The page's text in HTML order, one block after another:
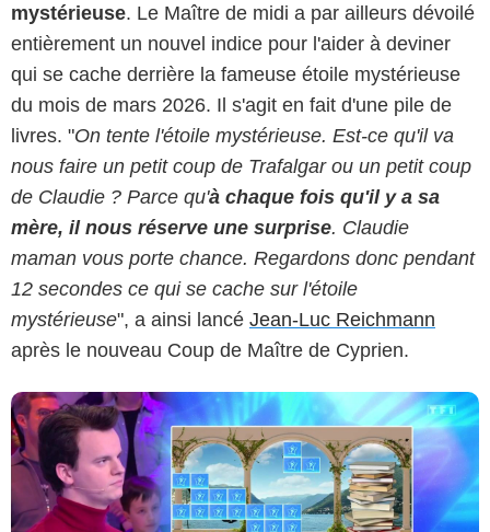
mystérieuse. Le Maître de midi a par ailleurs dévoilé
entièrement un nouvel indice pour l'aider à deviner
qui se cache derrière la fameuse étoile mystérieuse
du mois de mars 2026. Il s'agit en fait d'une pile de
livres. "On tente l'étoile mystérieuse. Est-ce qu'il va
nous faire un petit coup de Trafalgar ou un petit coup
de Claudie ? Parce qu'à chaque fois qu'il y a sa
mère, il nous réserve une surprise. Claudie
maman vous porte chance. Regardons donc pendant
12 secondes ce qui se cache sur l'étoile
mystérieuse", a ainsi lancé Jean-Luc Reichmann
après le nouveau Coup de Maître de Cyprien.
Capture d'écran Les 12 Coups de midi / TF1